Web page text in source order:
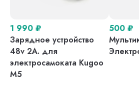
1 990 ₽
Зарядное устройство
48v 2A. для
электросамоката Kugoo
M5
500 ₽